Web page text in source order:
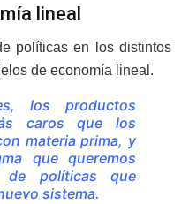
lineal
políticas en los distintos
de economía lineal.
los productos
caros que los
materia prima, y
que queremos
de políticas que
sistema.